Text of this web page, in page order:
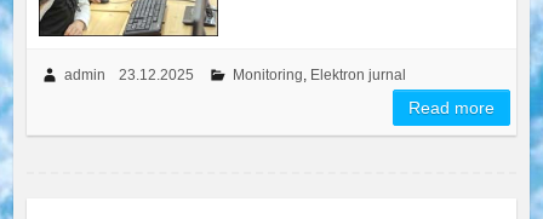
admin 23.12.2025 Monitoring Elektron jurnal
Read more